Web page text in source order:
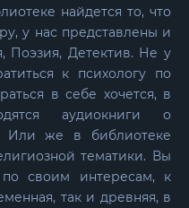
найдется то, что
у нас представлены и
Поэзия, Детектив. Не у
к психологу по
в себе хочется, в
аудиокниги о
Или же в библиотеке
тематики. Вы
своим интересам, к
так и древняя, в